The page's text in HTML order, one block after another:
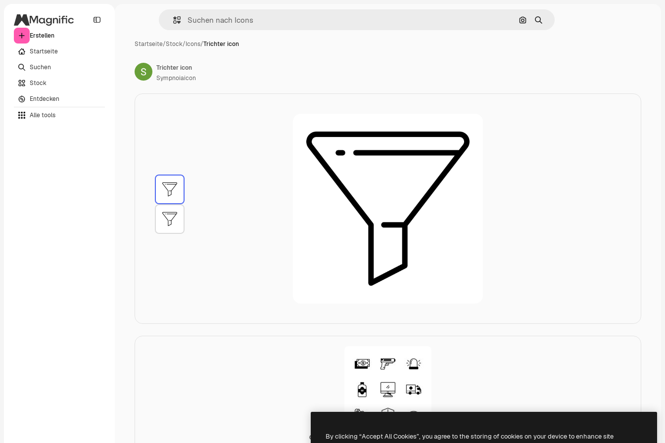
Erstellen
Startseite
Suchen
Stock
Entdecken
Alle tools
Nach Bild suchen
Suchen
Startseite/Stock/Icons/Trichter icon
Generic black fill
Trichter icon
Sympnoiaicon
By clicking “Accept All Cookies”, you agree to the storing of cookies on your device to enhance site